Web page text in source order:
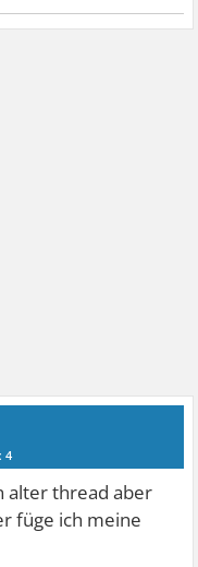
4
alter thread aber
füge ich meine